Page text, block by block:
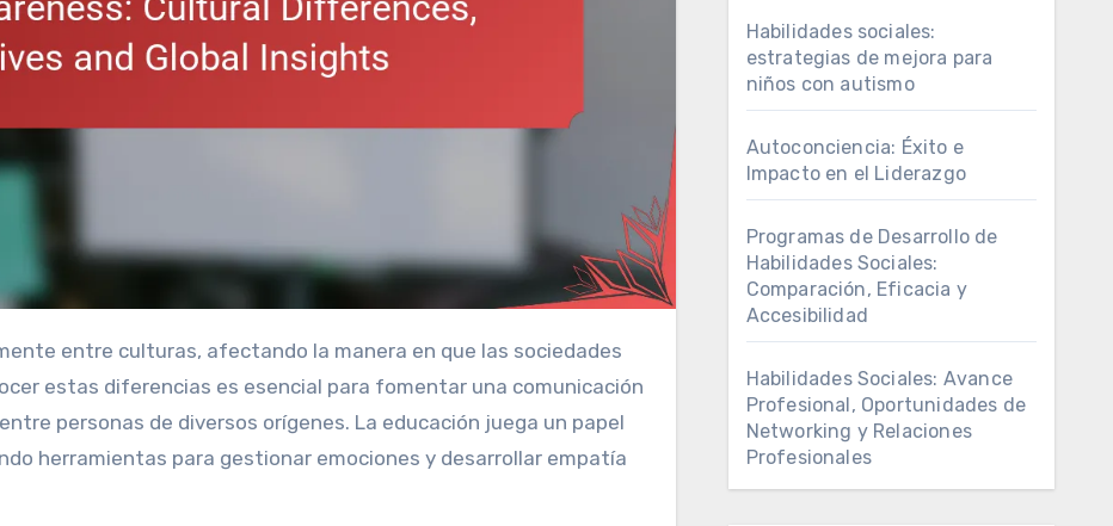
estas diferencias es esencial para fomentar una comunicación
personas de diversos orígenes. La educación juega un papel
herramientas para gestionar emociones y desarrollar empatía
Habilidades sociales:
estrategias de mejora para
niños con autismo
Autoconciencia: Éxito e
Impacto en el Liderazgo
Programas de Desarrollo de
Habilidades Sociales:
Comparación, Eficacia y
Accesibilidad
Habilidades Sociales: Avance
Profesional, Oportunidades de
Networking y Relaciones
Profesionales